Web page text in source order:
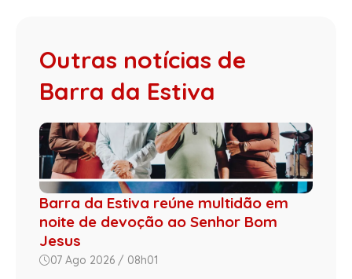
Outras notícias de
Barra da Estiva
Barra da Estiva reúne multidão em
noite de devoção ao Senhor Bom
Jesus
07 Ago 2026 / 08h01